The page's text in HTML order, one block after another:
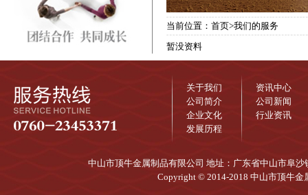
当前位置：首页>我们的服务
暂没资料
关于我们
公司简介
企业文化
发展历程
资讯中心
公司新闻
行业资讯
中山市顶牛金属制品有限公司 地址：广东省中山市阜
Copyright © 2014-2018 中山市顶牛